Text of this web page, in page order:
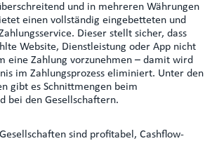
und in mehreren Währungen
einen vollständig eingebetteten und
Dieser stellt sicher, dass
Website, Dienstleistung oder App nicht
eine Zahlung vorzunehmen – damit wird
im Zahlungsprozess eliminiert. Unter den
gibt es Schnittmengen beim
bei den Gesellschaftern.
sind profitabel, Cashflow-